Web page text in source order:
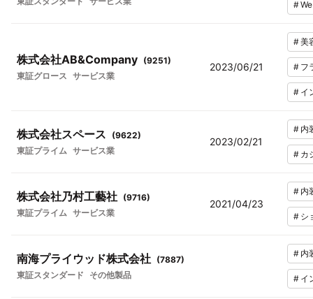
#
株式会社AB&Company (9251)
東証グロース サービス業
2023/06/21
#美
# フ
# イ
株式会社スペース (9622)
東証プライム サービス業
2023/02/21
# 内
# カ
株式会社乃村工藝社 (9716)
東証プライム サービス業
2021/04/23
# 内
# シ
南海プライウッド株式会社 (7887)
東証スタンダード
その他製品
# 内
# イ